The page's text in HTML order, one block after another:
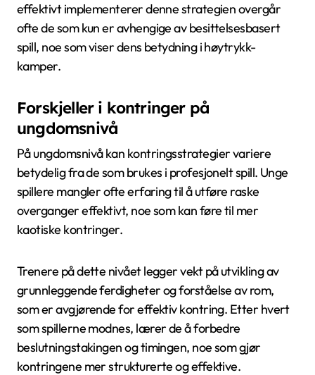
effektivt implementerer denne strategien overgår
ofte de som kun er avhengige av besittelsesbasert
spill, noe som viser dens betydning i høytrykk-
kamper.
Forskjeller i kontringer på
ungdomsnivå
På ungdomsnivå kan kontringsstrategier variere
betydelig fra de som brukes i profesjonelt spill. Unge
spillere mangler ofte erfaring til å utføre raske
overganger effektivt, noe som kan føre til mer
kaotiske kontringer.
Trenere på dette nivået legger vekt på utvikling av
grunnleggende ferdigheter og forståelse av rom,
som er avgjørende for effektiv kontring. Etter hvert
som spillerne modnes, lærer de å forbedre
beslutningstakingen og timingen, noe som gjør
kontringene mer strukturerte og effektive.